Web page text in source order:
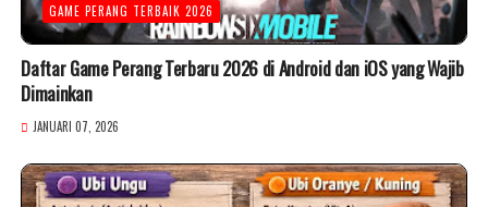
GAME PERANG TERBAIK 2026
Daftar Game Perang Terbaru 2026 di Android dan iOS yang Wajib
Dimainkan
JANUARI 07, 2026